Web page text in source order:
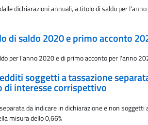
annuali, a titolo di saldo per
di saldo 2020 e primo acconto
l'anno 2020 e di primo acconto per l'anno
soggetti a tassazione
di interesse corrispettivo
da indicare in dichiarazione e non
misura dello 0,66%